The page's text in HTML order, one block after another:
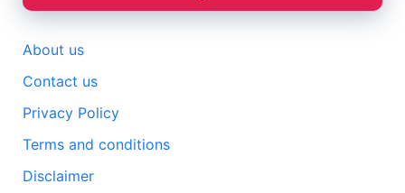
About us
Contact us
Privacy Policy
Terms and conditions
Disclaimer